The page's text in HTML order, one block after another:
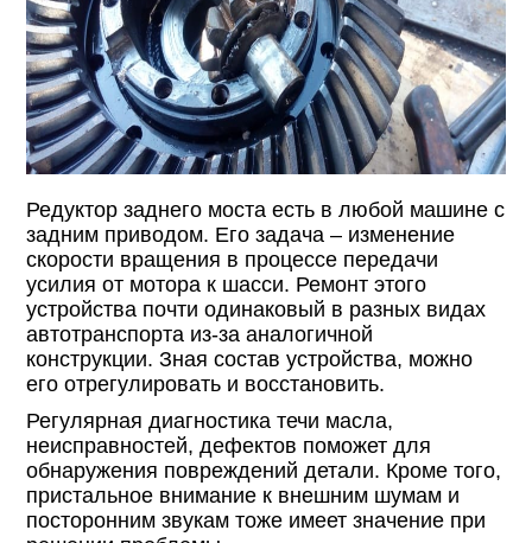
Редуктор заднего моста есть в любой машине с
задним приводом. Его задача – изменение
скорости вращения в процессе передачи
усилия от мотора к шасси. Ремонт этого
устройства почти одинаковый в разных видах
автотранспорта из-за аналогичной
конструкции. Зная состав устройства, можно
его отрегулировать и восстановить.
Регулярная диагностика течи масла,
неисправностей, дефектов поможет для
обнаружения повреждений детали. Кроме того,
пристальное внимание к внешним шумам и
посторонним звукам тоже имеет значение при